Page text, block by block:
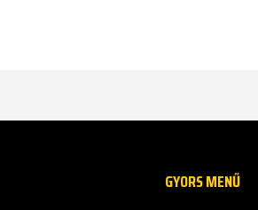
GYORS MENŰ